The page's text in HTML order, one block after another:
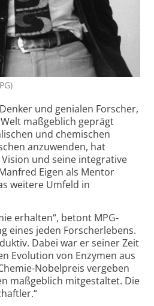
und genialen Forscher,
maßgeblich geprägt
und chemischen
anzuwenden, hat
und seine integrative
Eigen als Mentor
weitere Umfeld in
erhalten“, betont MPG-
eines jeden Forscherlebens.
Dabei war er seiner Zeit
Evolution von Enzymen aus
Nobelpreis vergeben
maßgeblich mitgestaltet. Die